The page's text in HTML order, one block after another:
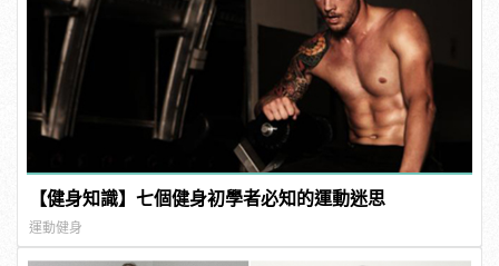
【健身知識】七個健身初學者必知的運動迷思
運動健身